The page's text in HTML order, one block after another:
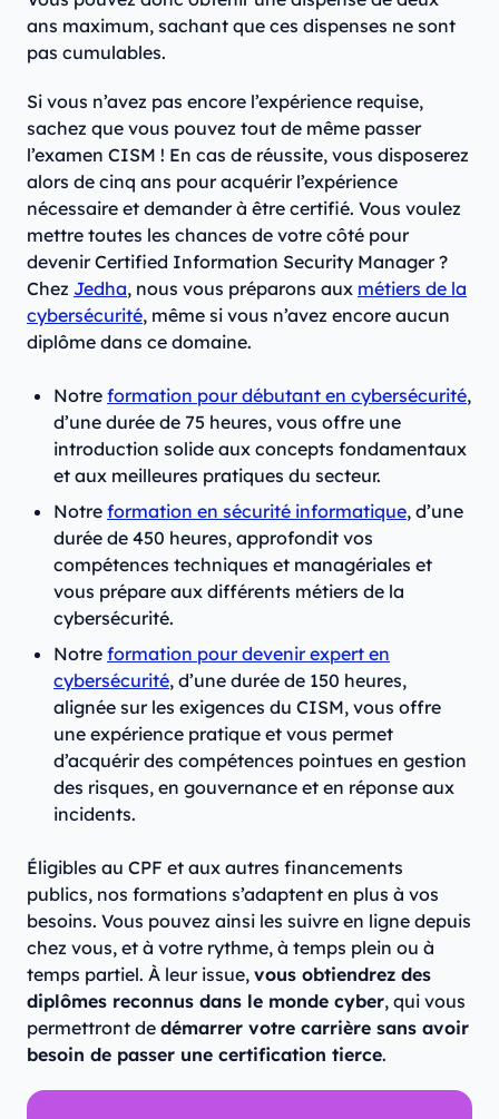
ans maximum, sachant que ces dispenses ne sont
pas cumulables.
Si vous n’avez pas encore l’expérience requise,
sachez que vous pouvez tout de même passer
l’examen CISM ! En cas de réussite, vous disposerez
alors de cinq ans pour acquérir l’expérience
nécessaire et demander à être certifié. Vous voulez
mettre toutes les chances de votre côté pour
devenir Certified Information Security Manager ?
Chez Jedha, nous vous préparons aux métiers de la
cybersécurité, même si vous n’avez encore aucun
diplôme dans ce domaine.
Notre formation pour débutant en cybersécurité,
d’une durée de 75 heures, vous offre une
introduction solide aux concepts fondamentaux
et aux meilleures pratiques du secteur.
Notre formation en sécurité informatique, d’une
durée de 450 heures, approfondit vos
compétences techniques et managériales et
vous prépare aux différents métiers de la
cybersécurité.
Notre formation pour devenir expert en
cybersécurité, d’une durée de 150 heures,
alignée sur les exigences du CISM, vous offre
une expérience pratique et vous permet
d’acquérir des compétences pointues en gestion
des risques, en gouvernance et en réponse aux
incidents.
Éligibles au CPF et aux autres financements
publics, nos formations s’adaptent en plus à vos
besoins. Vous pouvez ainsi les suivre en ligne depuis
chez vous, et à votre rythme, à temps plein ou à
temps partiel. À leur issue, vous obtiendrez des
diplômes reconnus dans le monde cyber, qui vous
permettront de démarrer votre carrière sans avoir
besoin de passer une certification tierce.